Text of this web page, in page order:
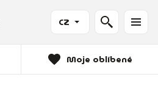
CZ
Moje oblíbené